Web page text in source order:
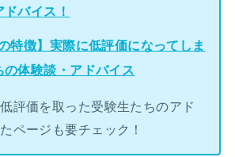
バイス！
特徴】実際に低評価になってしま
の体験談・アドバイス
評価を取った受験生たちのアド
ページも要チェック！